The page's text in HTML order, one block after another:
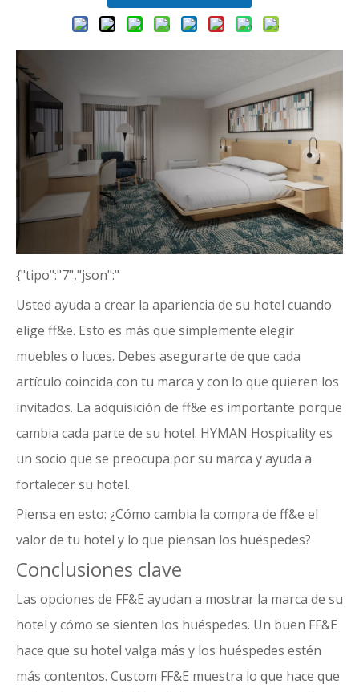
{"tipo":"7","json":"
Usted ayuda a crear la apariencia de su hotel cuando
elige ff&e. Esto es más que simplemente elegir
muebles o luces. Debes asegurarte de que cada
artículo coincida con tu marca y con lo que quieren los
invitados. La adquisición de ff&e es importante porque
cambia cada parte de su hotel. HYMAN Hospitalityes
un socio que se preocupa por su marca y ayuda a
fortalecer su hotel.
Piensa en esto: ¿Cómo cambia la compra de ff&e el
valor de tu hotel y lo que piensan los huéspedes?
Conclusiones clave
Las opciones de FF&E ayudan a mostrar la marca de su
hotel y cómo se sienten los huéspedes. Un buen FF&E
hace que su hotel valga más y los huéspedes estén
más contentos. Custom FF&E muestra lo que hace que